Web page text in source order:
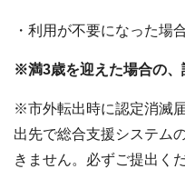
・利用が不要になった場
※満3歳を迎えた場合の、
※市外転出時に認定消滅
出先で総合支援システム
きません。必ずご提出く